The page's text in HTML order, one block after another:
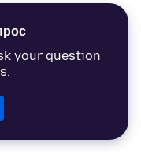
your question